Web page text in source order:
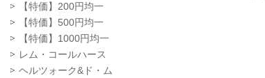
【特価】200円均一
【特価】500円均一
【特価】1000円均一
レム・コールハース
ヘルツォーク&ド・ム